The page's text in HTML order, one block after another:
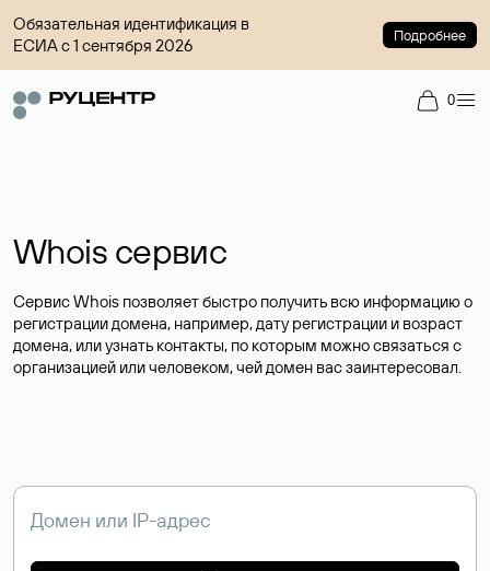
Обязательная идентификация в
ЕСИА с 1 сентября 2026
Подробнее
0
Whois сервис
Сервис Whois позволяет быстро получить всю информацию о
регистрации домена, например, дату регистрации и возраст
домена, или узнать контакты, по которым можно связаться с
организацией или человеком, чей домен вас заинтересовал.